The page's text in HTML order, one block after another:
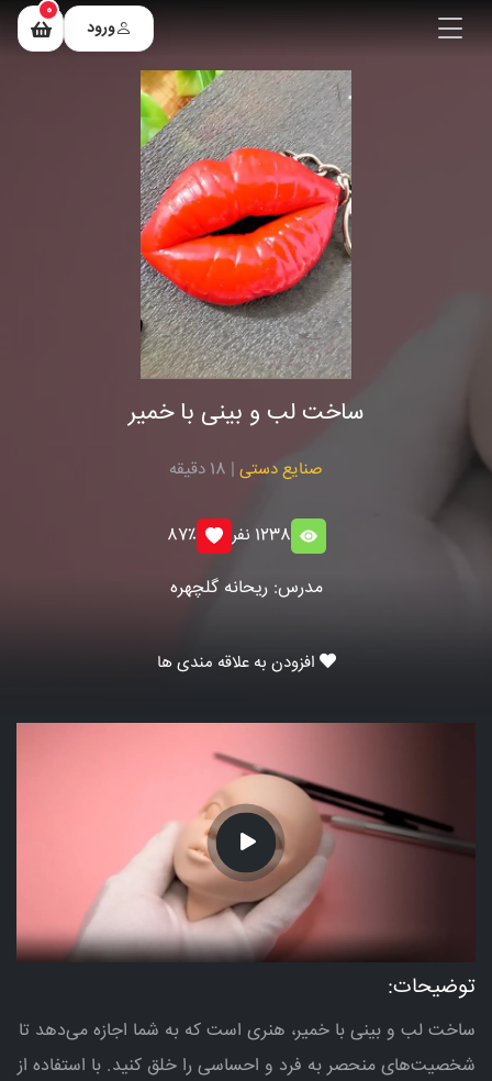
ورود
0
ساخت لب و بینی با خمیر
صنایع دستی | 18 دقیقه
1238 نفر 87٪
مدرس: ریحانه گلچهره
افزودن به علاقه مندی ها
توضیحات:
ساخت لب و بینی با خمیر، هنری است که به شما اجازه می‌دهد تا
شخصیت‌های منحصر به فرد و احساسی را خلق کنید. با استفاده از